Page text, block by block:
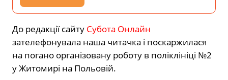
До редакції сайту Субота Онлайн
зателефонувала наша читачка і поскаржилася
на погано організовану роботу в поліклініці №2
у Житомирі на Польовій.